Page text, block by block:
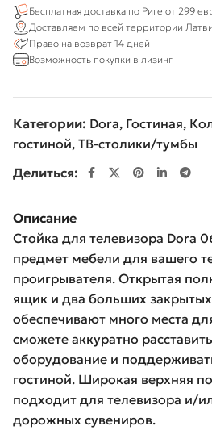
Бесплатная доставка по Риге от 299
Доставляем по всей территории
Право на возврат 14 дней
Возможность покупки в лизинг
Категории: Dora, Гостиная,
гостиной, ТВ-столики/тумбы
Делиться:
Описание
Стойка для телевизора Dora
предмет мебели для вашего
проигрывателя. Открытая
ящик и два больших
обеспечивают много места
сможете аккуратно
оборудование и
гостиной. Широкая верхняя
подходит для телевизора и/
дорожных сувениров.